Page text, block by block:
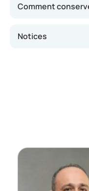
Comment
Notices